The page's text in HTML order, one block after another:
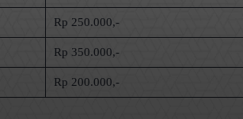
Rp 250.000,-
Rp 350.000,-
Rp 200.000,-